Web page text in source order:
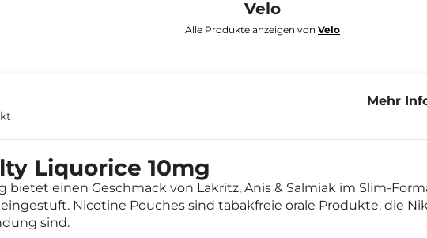
Mehr
Liquorice 10mg
bietet einen Geschmack von Lakritz, Anis & Salmiak im Slim-
Nicotine Pouches sind tabakfreie orale Produkte, die
sind.
Velo
Alle Produkte anzeigen von Velo